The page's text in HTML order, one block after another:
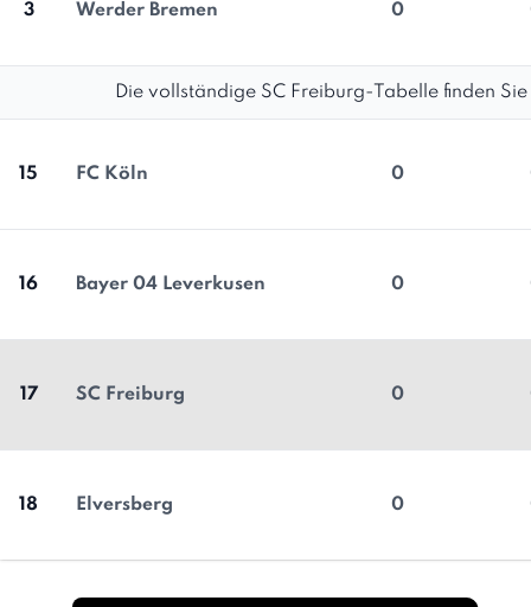
3 Werder Bremen 0
Die vollständige SC Freiburg-Tabelle finden
15 FC Köln 0
16 Bayer 04 Leverkusen 0
17 SC Freiburg 0
18 Elversberg 0